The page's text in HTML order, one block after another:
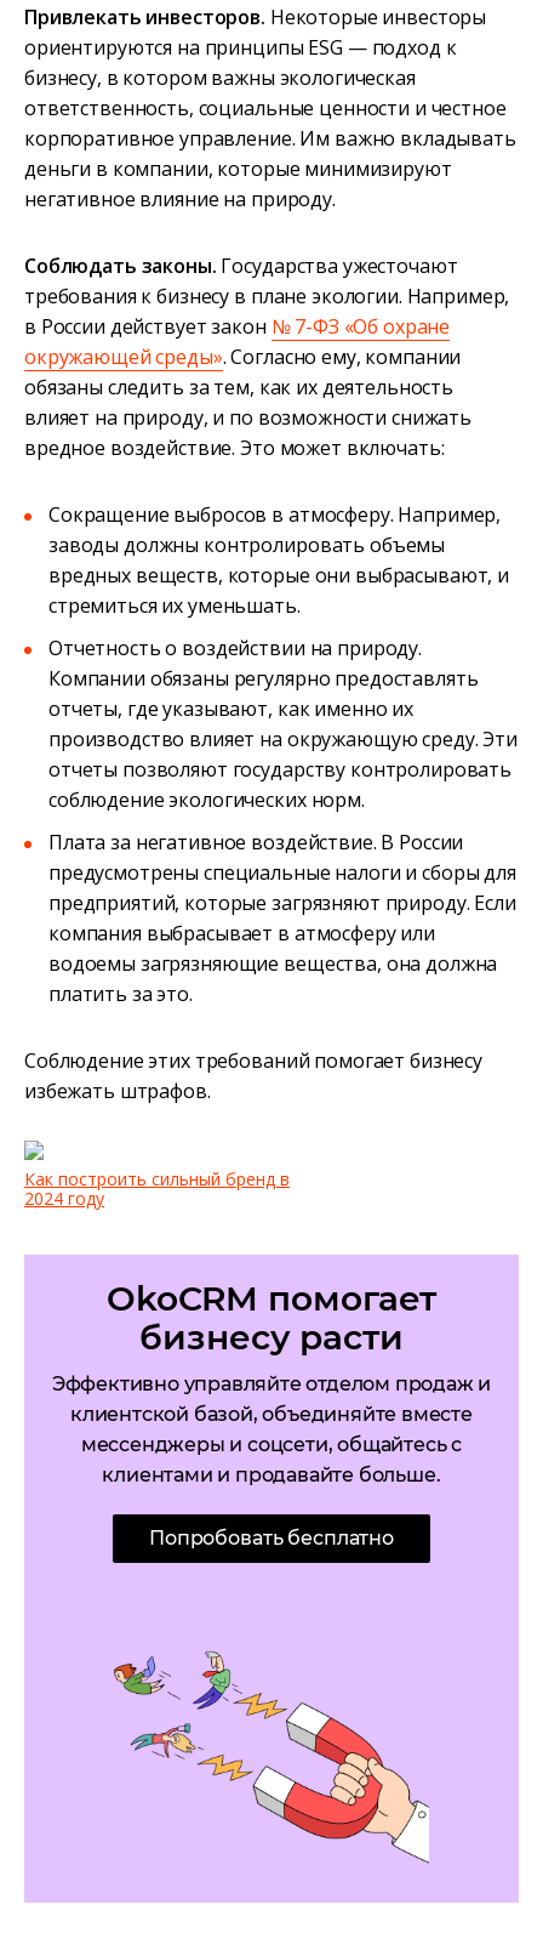
Привлекать инвесторов. Некоторые инвесторы
ориентируются на принципы ESG — подход к
бизнесу, в котором важны экологическая
ответственность, социальные ценности и честное
корпоративное управление. Им важно вкладывать
деньги в компании, которые минимизируют
негативное влияние на природу.
Соблюдать законы. Государства ужесточают
требования к бизнесу в плане экологии. Например,
в России действует закон № 7-ФЗ «Об охране
окружающей среды». Согласно ему, компании
обязаны следить за тем, как их деятельность
влияет на природу, и по возможности снижать
вредное воздействие. Это может включать:
Сокращение выбросов в атмосферу. Например,
заводы должны контролировать объемы
вредных веществ, которые они выбрасывают, и
стремиться их уменьшать.
Отчетность о воздействии на природу.
Компании обязаны регулярно предоставлять
отчеты, где указывают, как именно их
производство влияет на окружающую среду. Эти
отчеты позволяют государству контролировать
соблюдение экологических норм.
Плата за негативное воздействие. В России
предусмотрены специальные налоги и сборы для
предприятий, которые загрязняют природу. Если
компания выбрасывает в атмосферу или
водоемы загрязняющие вещества, она должна
платить за это.
Соблюдение этих требований помогает бизнесу
избежать штрафов.
Как построить сильный бренд в
2024 году
OkoCRM помогает
бизнесу расти
Эффективно управляйте отделом продаж и
клиентской базой, объединяйте вместе
мессенджеры и соцсети, общайтесь с
клиентами и продавайте больше.
Попробовать бесплатно